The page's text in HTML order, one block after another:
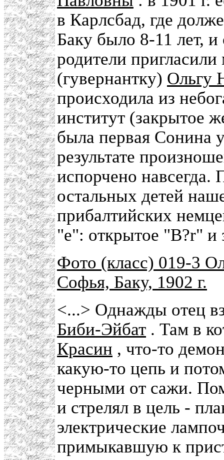
в Карлсбад, где
Баку было 8-11 лет, и
родители
(гувернантку) Ольгу
происходила из
институт (закрытое
была первая Сонина
результате
испорчено
остальных детей
прибалтийских
"e": открытое "B?r" и
Фото (класс) 019-3
Софья, Баку, 1902 г.
<...> Однажды отец
Биби-Эйбат . Там в
Красин , что-то
какую-то цепь и
черными от сажи.
и стрелял в цель -
электрические
примыкавшую к